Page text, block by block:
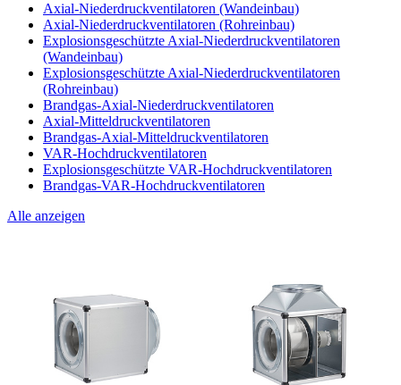
Axial-Niederdruckventilatoren (Wandeinbau)
Axial-Niederdruckventilatoren (Rohreinbau)
Explosionsgeschützte Axial-Niederdruckventilatoren
(Wandeinbau)
Explosionsgeschützte Axial-Niederdruckventilatoren
(Rohreinbau)
Brandgas-Axial-Niederdruckventilatoren
Axial-Mitteldruckventilatoren
Brandgas-Axial-Mitteldruckventilatoren
VAR-Hochdruckventilatoren
Explosionsgeschützte VAR-Hochdruckventilatoren
Brandgas-VAR-Hochdruckventilatoren
Alle anzeigen